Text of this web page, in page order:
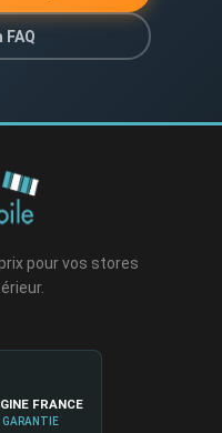
pour vos stores
FRANCE
GARANTIE